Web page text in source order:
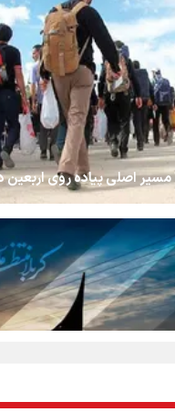
از طلوع خیابان‌ها تا غروب اشک
جمله‌ای که بغض چهارماهه را
تهران رفتند»
سه حسرتی که به دلم ماند
مومنِ مقتدرِ مظلوم